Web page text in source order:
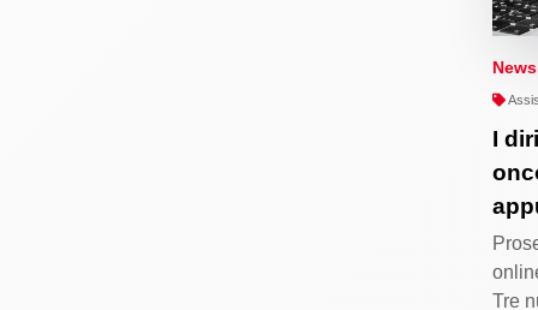
News
I
Tre